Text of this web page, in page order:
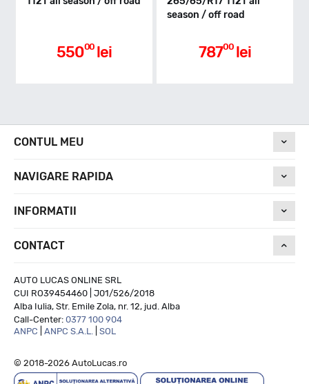
D
Aderenta pe carosabil ud
Nivel de zgomot
73
55000 lei
season / off road
78700 lei
CONTUL MEU
NAVIGARE RAPIDA
INFORMATII
CONTACT
AUTO LUCAS ONLINE SRL
CUI RO39454460 | J01/526/2018
Alba Iulia, Str. Emile Zola, nr. 12, jud. Alba
Call-Center: 0377 100 904
ANPC
ANPC S.A.L. SOL
© 2018-2026 AutoLucas.ro